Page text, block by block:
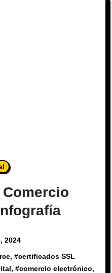
2024
, #certificados SSL
, #comercio electrónico,